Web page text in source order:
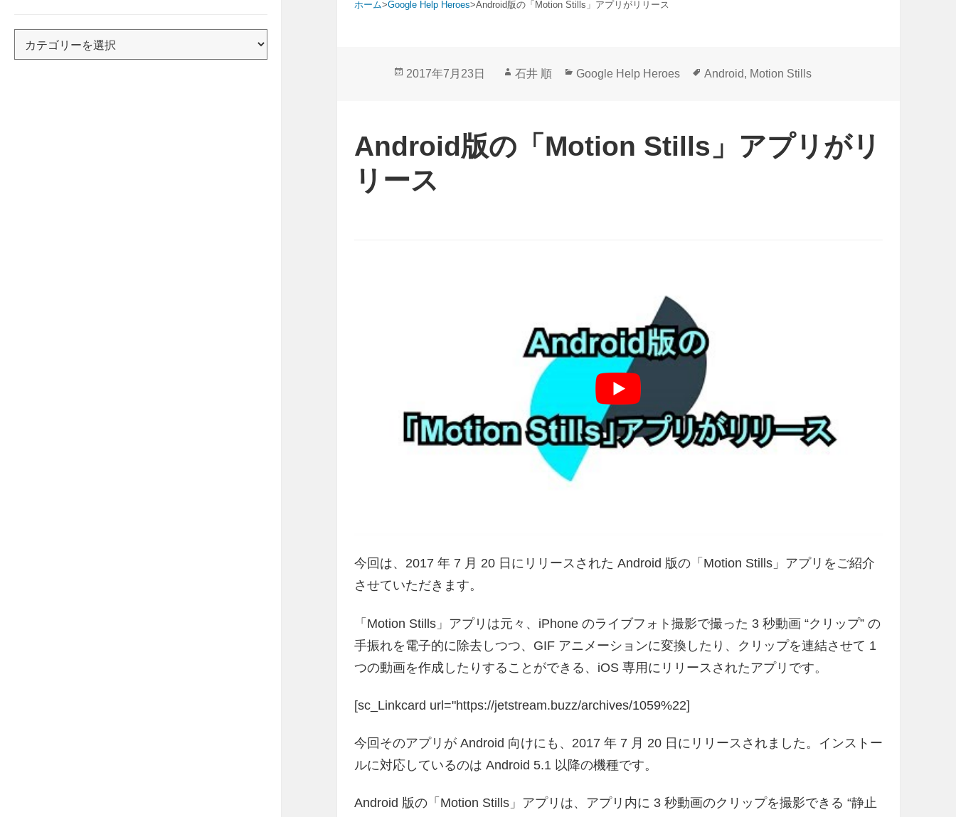
ホーム>Google Help Heroes>Android版の「Motion Stills」アプリがリリース
投
2017年7月23日
作
石井 順
カ
ー
Google Help Heroes
タ
Android, Motion Stills
Android版の「Motion Stills」アプリがリ
リース
今回は、2017 年 7 月 20 日にリリースされた Android 版の「Motion Stills」アプリをご紹介
させていただきます。
「Motion Stills」アプリは元々、iPhone のライブフォト撮影で撮った 3 秒動画 “クリップ” の
手振れを電子的に除去しつつ、GIF アニメーションに変換したり、クリップを連結させて 1
つの動画を作成したりすることができる、iOS 専用にリリースされたアプリです。
[sc_Linkcard url="https://jetstream.buzz/archives/1059%22]
今回そのアプリが Android 向けにも、2017 年 7 月 20 日にリリースされました。インストー
ルに対応しているのは Android 5.1 以降の機種です。
Android 版の「Motion Stills」アプリは、アプリ内に 3 秒動画のクリップを撮影できる “静止